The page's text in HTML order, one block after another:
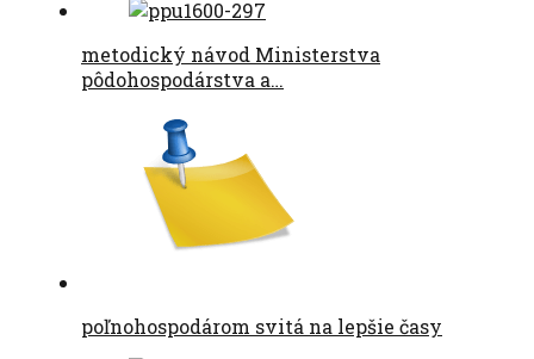
metodický návod Ministerstva
pôdohospodárstva a…
poľnohospodárom svitá na lepšie časy